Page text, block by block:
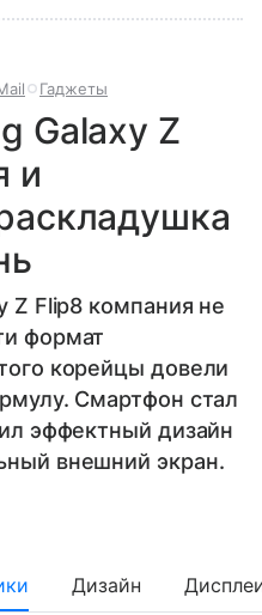
Гаджеты
Galaxy Z
и
Z Flip8 компания не
формат
корейцы довели
Смартфон стал
эффектный дизайн
внешний экран.
Дизайн